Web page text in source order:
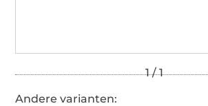
Andere varianten: